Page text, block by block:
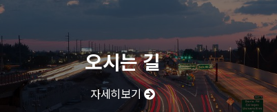
오시는 길
자세히보기